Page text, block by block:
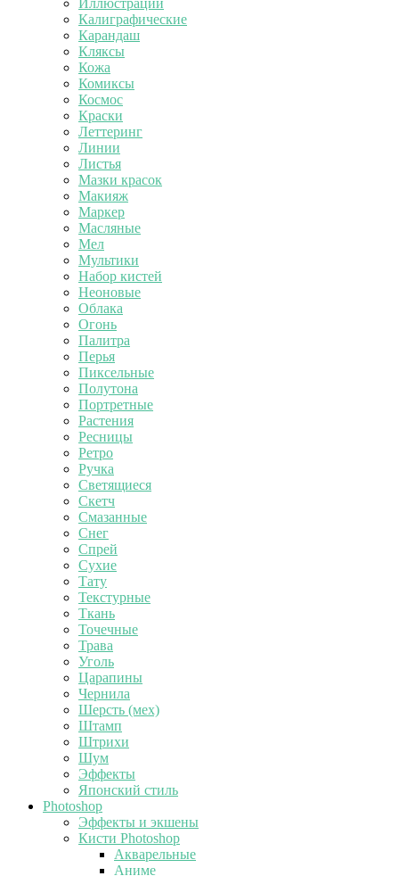
Иллюстрации
Калиграфические
Карандаш
Кляксы
Кожа
Комиксы
Космос
Краски
Леттеринг
Линии
Листья
Мазки красок
Макияж
Маркер
Масляные
Мел
Мультики
Набор кистей
Неоновые
Облака
Огонь
Палитра
Перья
Пиксельные
Полутона
Портретные
Растения
Ресницы
Ретро
Ручка
Светящиеся
Скетч
Смазанные
Снег
Спрей
Сухие
Тату
Текстурные
Ткань
Точечные
Трава
Уголь
Царапины
Чернила
Шерсть (мех)
Штамп
Штрихи
Шум
Эффекты
Японский стиль
Photoshop
Эффекты и экшены
Кисти Photoshop
Акварельные
Аниме